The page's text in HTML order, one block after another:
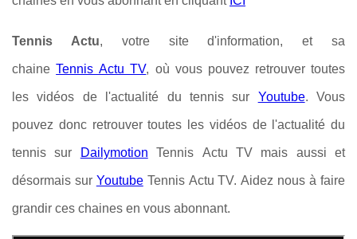
Tennis Actu, votre site d'information, et sa
chaineTennis Actu TV, où vous pouvez retrouver toutes
les vidéos de l'actualité du tennis sur Youtube. Vous
pouvez donc retrouver toutes les vidéos de l'actualité du
tennis sur Dailymotion Tennis Actu TV mais aussi et
désormais sur YoutubeTennis Actu TV. Aidez nous à faire
grandir ces chaines en vous abonnant.